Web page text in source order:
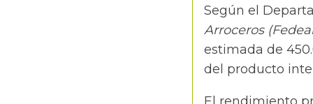
Según el
Arroceros
estimada de
del producto
El rendimiento